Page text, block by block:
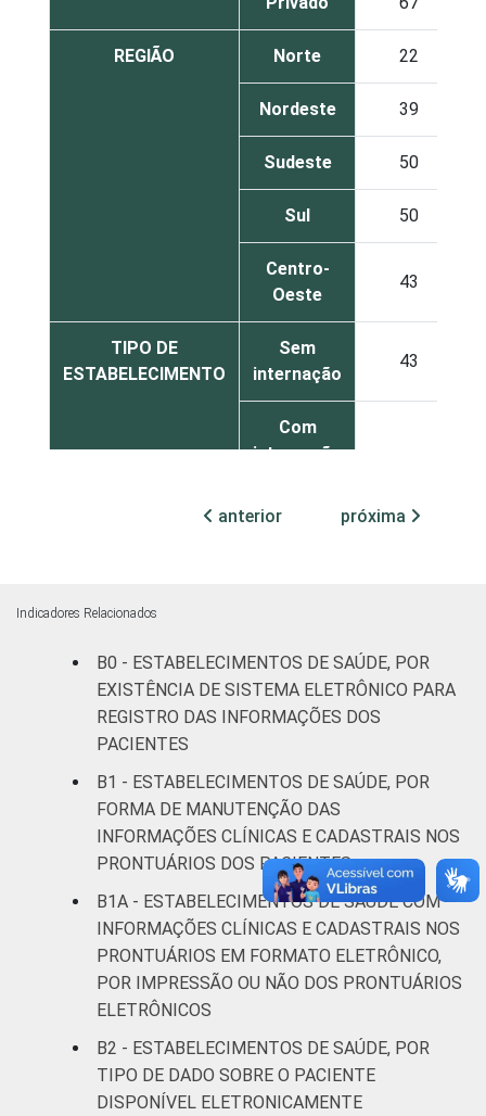
REGIÃO Norte 22
Nordeste 39
Sudeste 50
Sul 50
Centro-
Oeste
43
TIPO DE
ESTABELECIMENTO
Sem
internação
43
Com
internação
Serviço de
apoio à
LOCALIZAÇÃO Capital
Interior 40
Fonte: CGI.br/NIC.br, Centro Regional de
Estudos para o Desenvolvimento da
Sociedade da Informação (Cetic.br),
Pesquisa sobre o uso das tecnologias de
estabelecimentos de saúde brasileiros - TIC
Saúde 2017.
anterior próxima
Indicadores Relacionados
B0 - ESTABELECIMENTOS DE SAÚDE, POR
EXISTÊNCIA DE SISTEMA ELETRÔNICO PARA
REGISTRO DAS INFORMAÇÕES DOS
PACIENTES
B1 - ESTABELECIMENTOS DE SAÚDE, POR
FORMA DE MANUTENÇÃO DAS
INFORMAÇÕES CLÍNICAS E CADASTRAIS NOS
PRONTUÁRIOS DOS PACIENTES
B1A - ESTABELECIMENTOS DE SAÚDE COM
INFORMAÇÕES CLÍNICAS E CADASTRAIS NOS
PRONTUÁRIOS EM FORMATO ELETRÔNICO,
POR IMPRESSÃO OU NÃO DOS PRONTUÁRIOS
ELETRÔNICOS
B2 - ESTABELECIMENTOS DE SAÚDE, POR
TIPO DE DADO SOBRE O PACIENTE
DISPONÍVEL ELETRONICAMENTE